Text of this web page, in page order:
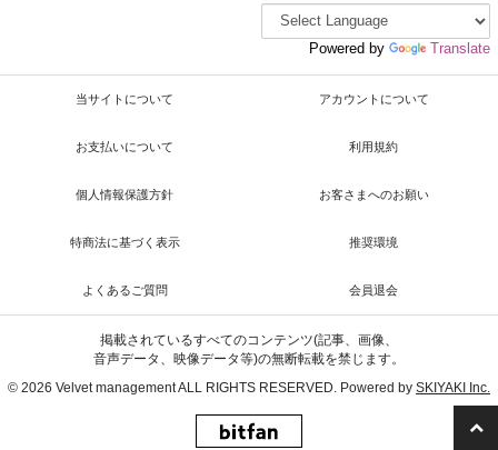
Powered by Translate
当サイトについて アカウントについて
お支払いについて 利用規約
個人情報保護方針 お客さまへのお願い
特商法に基づく表示 推奨環境
よくあるご質問 会員退会
掲載されているすべてのコンテンツ(記事、画像、
音声データ、映像データ等)の無断転載を禁じます。
© 2026 Velvet management ALL RIGHTS RESERVED. Powered by SKIYAKI Inc.